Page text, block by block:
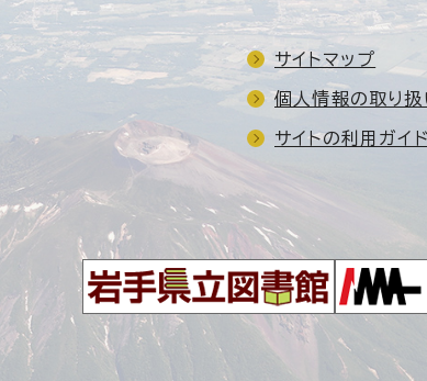
サイトマップ
個人情報の取り扱
サイトの利用ガイ